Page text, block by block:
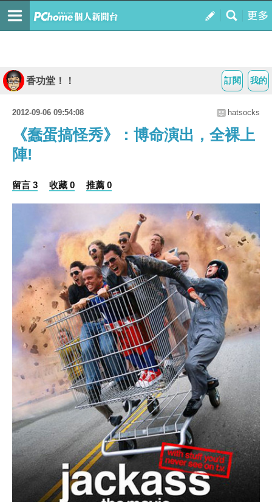
我的
訂閱
香功堂！！
2012-09-06 09:54:08 hatsocks
《蠢蛋搞怪秀》：博命演出，全裸上
陣!
留言 3 收藏 0 推薦 0